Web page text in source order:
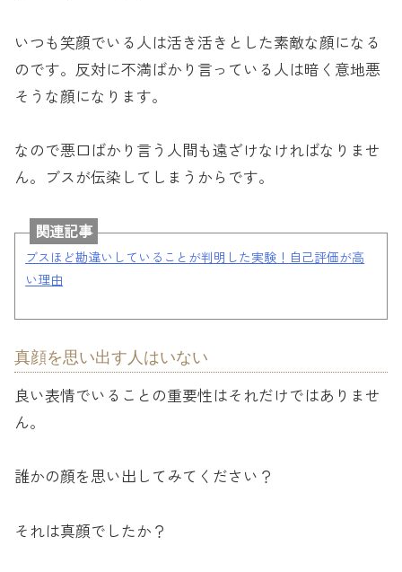
いつも笑顔でいる人は活き活きとした素敵な顔になる
のです。反対に不満ばかり言っている人は暗く意地悪
そうな顔になります。
なので悪口ばかり言う人間も遠ざけなければなりませ
ん。ブスが伝染してしまうからです。
関連記事
ブスほど勘違いしていることが判明した実験！自己評価が高
い理由
真顔を思い出す人はいない
良い表情でいることの重要性はそれだけではありませ
ん。
誰かの顔を思い出してみてください？
それは真顔でしたか？